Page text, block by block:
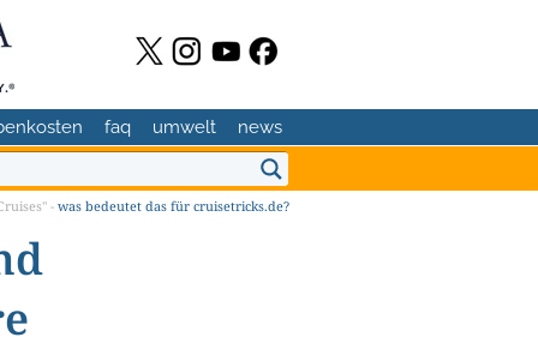
faq umwelt news
- was bedeutet das für cruisetricks.de?